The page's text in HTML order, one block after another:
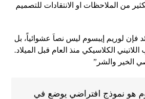
من الملاحظات او الانتقادات للتصميم
فإن لوريم إيبسوم ليس نصاَ عشوائياً، بل
الكلاسيكي منذ العام قبل الميلاد.
الخير والشر”
هو نموذج افتراضي يوضع في